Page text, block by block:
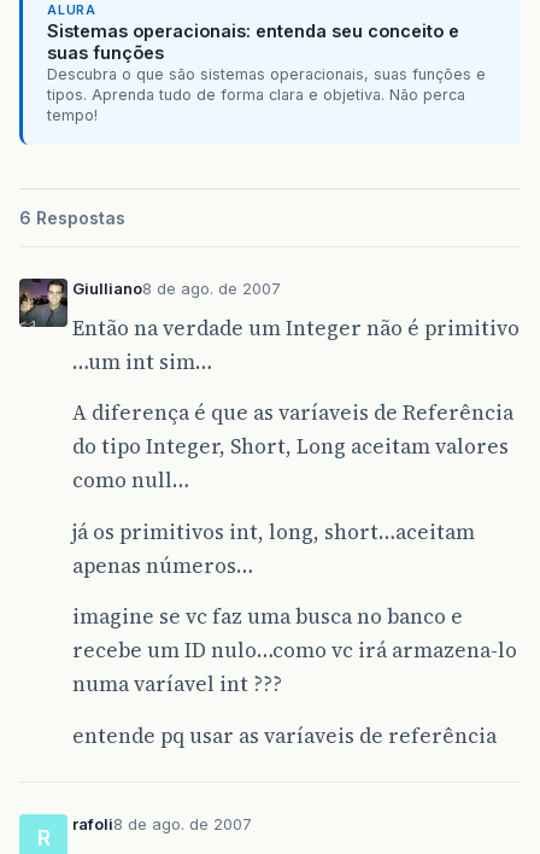
ALURA
Sistemas operacionais: entenda seu conceito e
suas funções
Descubra o que são sistemas operacionais, suas funções e
tipos. Aprenda tudo de forma clara e objetiva. Não perca
tempo!
6 Respostas
Giulliano8 de ago. de 2007
Então na verdade um Integer não é primitivo
…um int sim…
A diferença é que as varíaveis de Referência
do tipo Integer, Short, Long aceitam valores
como null…
já os primitivos int, long, short…aceitam
apenas números…
imagine se vc faz uma busca no banco e
recebe um ID nulo…como vc irá armazena-lo
numa varíavel int ???
entende pq usar as varíaveis de referência
R
rafoli8 de ago. de 2007